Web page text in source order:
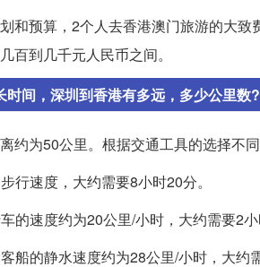
和预算，2个人去香港澳门旅游的大
百到几千元人民币之间。
时间，深圳到香港有多远，多少公里数?
约为50公里。根据交通工具的选择不
行速度，大约需要8小时20分。
的速度约为20公里/小时，大约需要2小
船的静水速度约为28公里/小时，大约